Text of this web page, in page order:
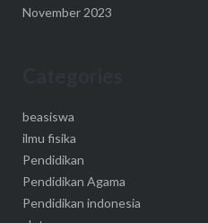
November 2023
beasiswa
ilmu fisika
Pendidikan
Pendidikan Agama
Pendidikan indonesia